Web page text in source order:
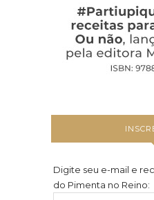
Digite seu e-mail e
do Pimenta no Reino: